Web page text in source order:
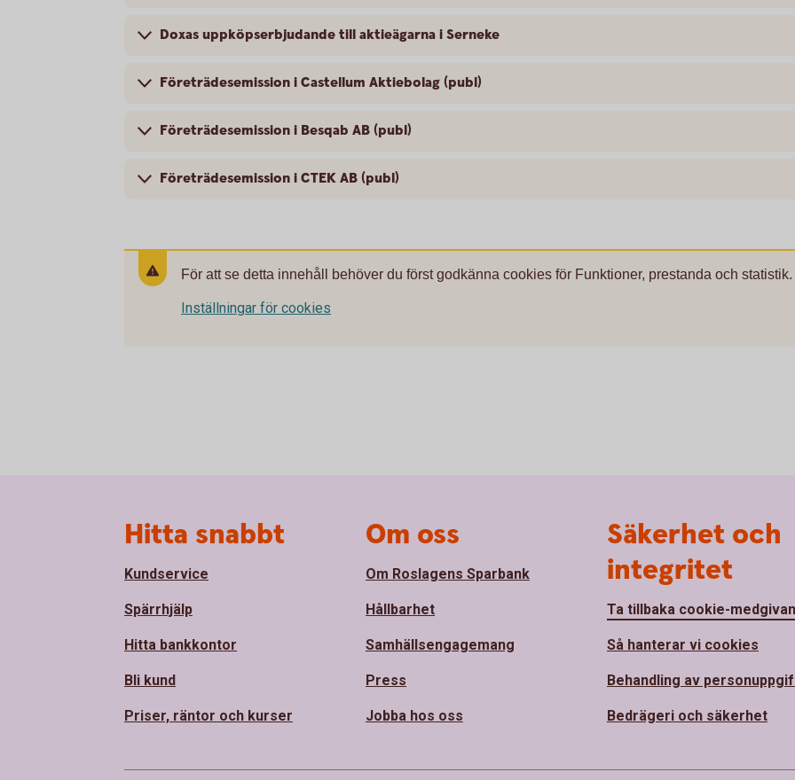
Doxas uppköpserbjudande till aktieägarna i Serneke
Företrädesemission i Castellum Aktiebolag (publ)
Företrädesemission i Besqab AB (publ)
Företrädesemission i CTEK AB (publ)
För att se detta innehåll behöver du först godkänna cookies för Funktioner, prestanda och statistik.
Inställningar för cookies
Hitta snabbt
Kundservice
Spärrhjälp
Hitta bankkontor
Bli kund
Priser, räntor och kurser
Om oss
Om Roslagens Sparbank
Hållbarhet
Samhällsengagemang
Press
Jobba hos oss
Säkerhet och
integritet
Ta tillbaka cookie-
Så hanterar vi cookies
Behandling av
Bedrägeri och säkerhet